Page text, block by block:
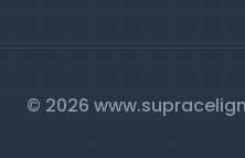
© 2026